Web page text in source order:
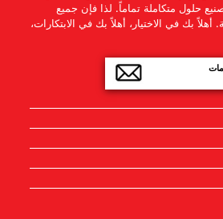
حلول متكاملة تماماً. لذا فإن جميع
أهلاً بك في الاختيار، أهلاً بك في الابتكارات،